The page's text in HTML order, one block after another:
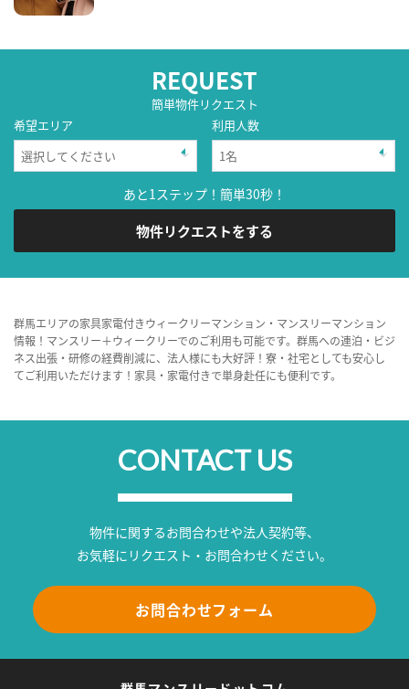
REQUEST
簡単物件リクエスト
希望エリア
利用人数
あと1ステップ！簡単30秒！
物件リクエストをする
群馬エリアの家具家電付きウィークリーマンション・マンスリーマンション
情報！マンスリー＋ウィークリーでのご利用も可能です。群馬への連泊・ビジ
ネス出張・研修の経費削減に、法人様にも大好評！寮・社宅としても安心し
てご利用いただけます！家具・家電付きで単身赴任にも便利です。
CONTACT US
物件に関するお問合わせや法人契約等、
お気軽にリクエスト・お問合わせください。
お問合わせフォーム